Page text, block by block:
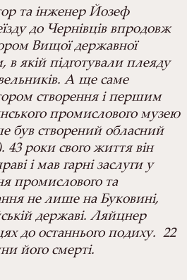
та інженер Йозеф
до Чернівців впродовж
Вищої державної
якій підготували плеяду
А ще саме
створення і першим
промислового музею
був створений обласний
роки свого життя він
і мав гарні заслуги у
промислового та
не лише на Буковині,
державі. Ляйцнер
до останнього подиху. 22
його смерті.